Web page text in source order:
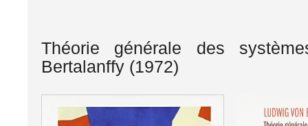
Théorie générale des
Bertalanffy (1972)